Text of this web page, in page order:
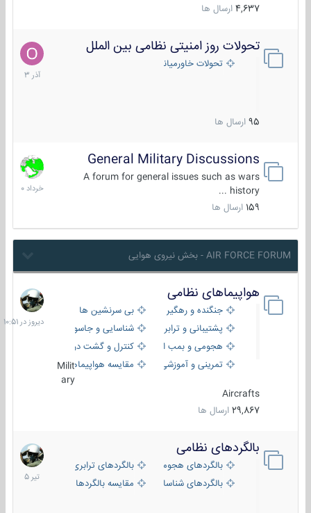
4,637 ارسال ها
تحولات روز امنیتی نظامی بین الملل
تحولات خاورمیانه
95 ارسال ها
21
آذر
1403
General Military Discussions
A forum for general issues such as wars
history ...
159 ارسال ها
10
خرداد
1400
AIR FORCE FORUM - بخش نیروی هوایی
هواپیماهای نظامی
جنگنده و رهگیر
بی سرنشین ها
پشتیبانی و ترابری
شناسایی و جاسوسی
هجومی و بمب افکن
کنترل و گشت دریایی
تمرینی و آموزشی
مقایسه هواپیماهاMilit
ary
Aircrafts
29,867 ارسال ها
دیروز
در
10:51
بالگردهای نظامی
بالگردهای هجومی
بالگردهای ترابری
بالگردهای شناسایی
مقایسه بالگردها
22
تیر
1405